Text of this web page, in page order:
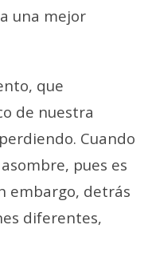
una mejor
que
de nuestra
Cuando
pues es
embargo, detrás
diferentes,